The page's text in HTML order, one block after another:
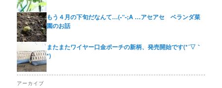
もう４月の下旬だなんて…(-“-;A …アセアセ ベランダ菜
園のお話
またまたワイヤー口金ポーチの新柄、発売開始です(*´▽｀
*)
アーカイブ